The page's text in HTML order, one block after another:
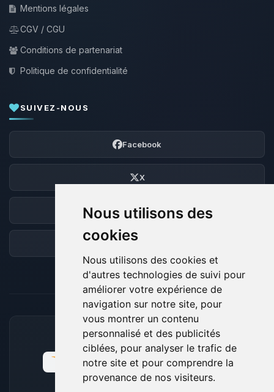
Nous utilisons des
cookies
Nous utilisons des cookies et
d'autres technologies de suivi pour
améliorer votre expérience de
navigation sur notre site, pour
vous montrer un contenu
personnalisé et des publicités
ciblées, pour analyser le trafic de
notre site et pour comprendre la
provenance de nos visiteurs.
Mentions légales
CGV / CGU
Conditions de partenariat
Politique de confidentialité
SUIVEZ-NOUS
Facebook
X
Discord
Forum
MOYENS DE PAIEMENT ACCEPTÉS